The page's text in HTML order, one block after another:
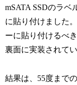
mSATA SSDのラベ
に貼り付けました
ーに貼り付けるべ
裏面に実装されて
結果は、55度まで